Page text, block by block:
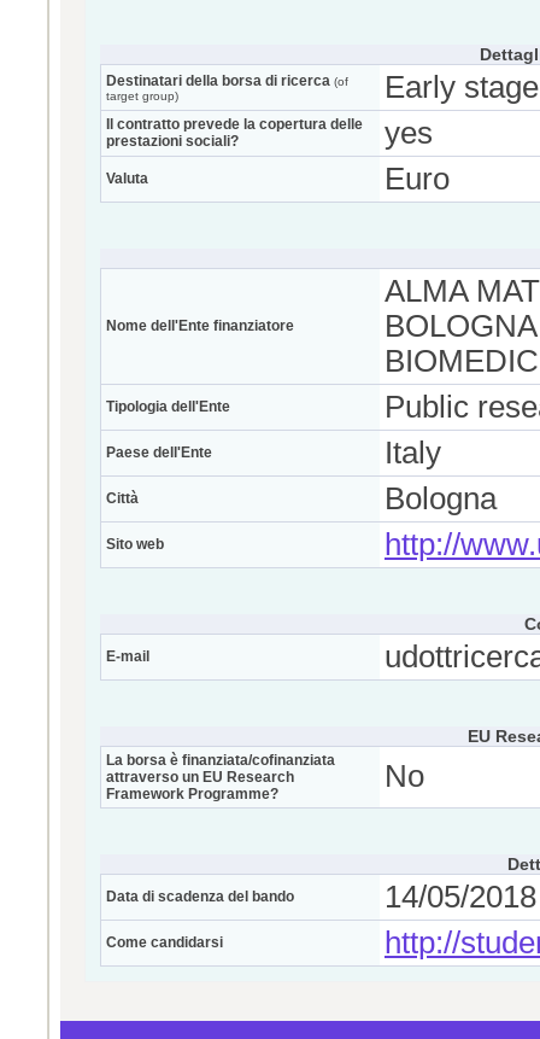
Destinatari della borsa di ricerca (of
target group)
Early
Il contratto prevede la copertura delle
prestazioni sociali?
yes
Valuta Euro
Nome dell'Ente finanziatore
ALMA
Tipologia dell'Ente Public
Paese dell'Ente Italy
Città Bologna
Sito web http://
E-mail
EU
La borsa è finanziata/cofinanziata
attraverso un EU Research
Framework Programme?
No
Data di scadenza del bando 14/05/
Come candidarsi http://